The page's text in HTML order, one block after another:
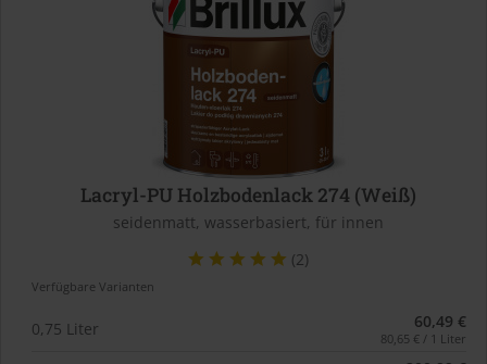
Lacryl-PU Holzbodenlack 274 (Weiß)
seidenmatt, wasserbasiert, für innen
(2)
Verfügbare Varianten
0,75 Liter 60,49 €
80,65 € / 1 Liter